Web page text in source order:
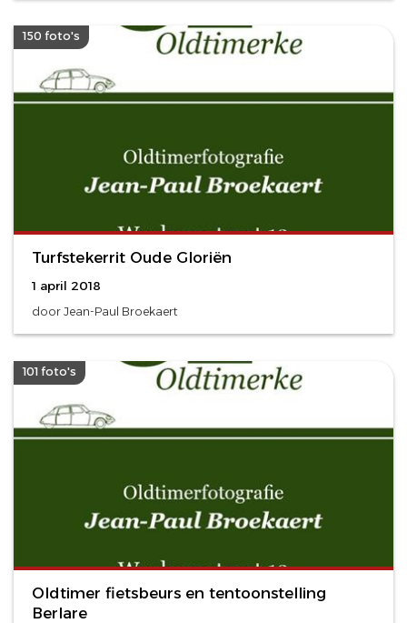
150 foto's
Turfstekerrit Oude Gloriën
1 april 2018
door Jean-Paul Broekaert
101 foto's
Oldtimer fietsbeurs en tentoonstelling
Berlare